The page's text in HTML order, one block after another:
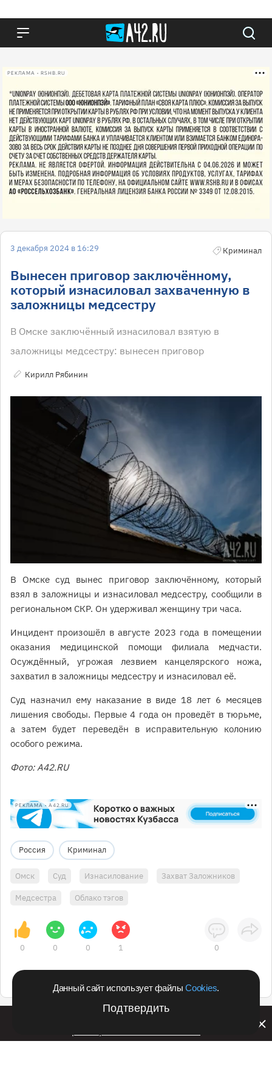
Данный сайт использует файлыCookies.
Подтвердить
РЕКЛАМА • RSHB.RU
3 декабря 2024 в 16:29 Криминал
Вынесен приговор заключённому,
который изнасиловал захваченную в
заложницы медсестру
В Омске заключённый изнасиловал взятую в
заложницы медсестру: вынесен приговор
Кирилл Рябинин
В Омске суд вынес приговор заключённому, который
взял в заложницы и изнасиловал медсестру, сообщили в
региональном СКР. Он удерживал женщину три часа.
Инцидент произошёл в августе 2023 года в помещении
оказания медицинской помощи филиала медчасти.
Осуждённый, угрожая лезвием канцелярского ножа,
захватил в заложницы медсестру и изнасиловал её.
Суд назначил ему наказание в виде 18 лет 6 месяцев
лишения свободы. Первые 4 года он проведёт в тюрьме,
а затем будет переведён в исправительную колонию
особого режима.
Фото: А42.RU
РЕКЛАМА • A42.RU
Россия Криминал
Омск Суд Изнасилование Захват Заложников
Медсестра Облако тэгов
0 0 0 1 0
Билайн запустил в Кемеровской области акцию с